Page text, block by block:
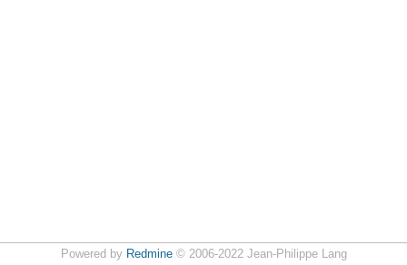
Powered by Redmine© 2006-2022 Jean-Philippe Lang